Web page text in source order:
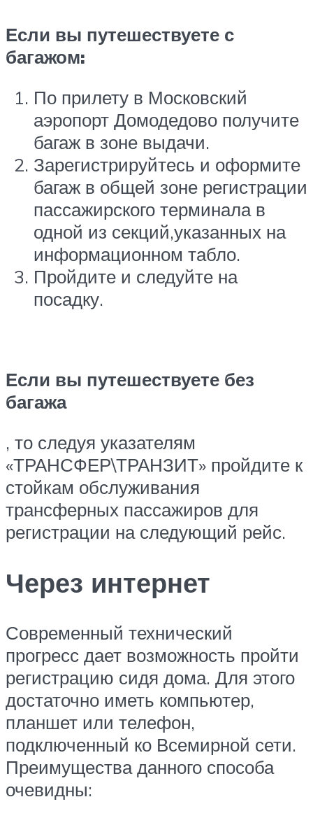
Если вы путешествуете с
багажом:
По прилету в Московский
аэропорт Домодедово получите
багаж в зоне выдачи.
Зарегистрируйтесь и оформите
багаж в общей зоне регистрации
пассажирского терминала в
одной из секций,указанных на
информационном табло.
Пройдите и следуйте на
посадку.
Если вы путешествуете без
багажа
, то следуя указателям
«ТРАНСФЕР\ТРАНЗИТ» пройдите к
стойкам обслуживания
трансферных пассажиров для
регистрации на следующий рейс.
Через интернет
Современный технический
прогресс дает возможность пройти
регистрацию сидя дома. Для этого
достаточно иметь компьютер,
планшет или телефон,
подключенный ко Всемирной сети.
Преимущества данного способа
очевидны: